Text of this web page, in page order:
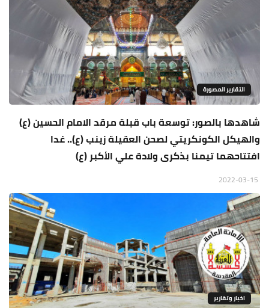
التقارير المصورة
شاهدها بالصور: توسعة باب قبلة مرقد الامام الحسين (ع)
والهيكل الكونكريتي لصحن العقيلة زينب (ع).. غدا
افتتاحهما تيمنا بذكرى ولادة علي الأكبر (ع)
اخبار وتقارير